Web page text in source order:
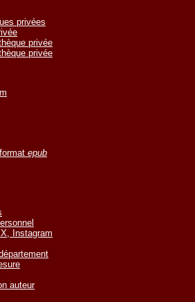
privées
privée
privée
epub
Instagram
auteur